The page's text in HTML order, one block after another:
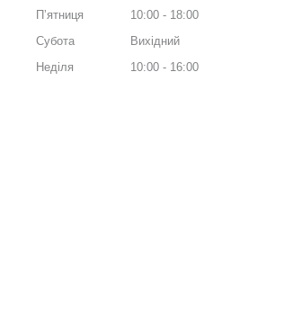
Пʼятниця
10:00
18:00
Субота
Вихідний
Неділя
10:00 16:00